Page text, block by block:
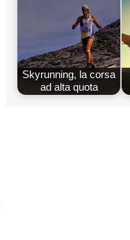
Skyrunning, la corsa
ad alta quota